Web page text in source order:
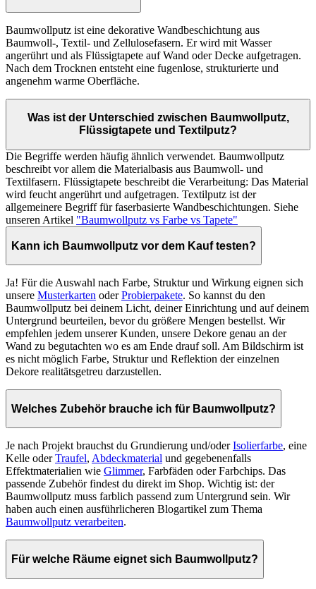
Baumwollputz ist eine dekorative Wandbeschichtung aus
Baumwoll-, Textil- und Zellulosefasern. Er wird mit Wasser
angerührt und als Flüssigtapete auf Wand oder Decke aufgetragen.
Nach dem Trocknen entsteht eine fugenlose, strukturierte und
angenehm warme Oberfläche.
Was ist der Unterschied zwischen Baumwollputz,
Flüssigtapete und Textilputz?
Die Begriffe werden häufig ähnlich verwendet. Baumwollputz
beschreibt vor allem die Materialbasis aus Baumwoll- und
Textilfasern. Flüssigtapete beschreibt die Verarbeitung: Das Material
wird feucht angerührt und aufgetragen. Textilputz ist der
allgemeinere Begriff für faserbasierte Wandbeschichtungen. Siehe
unseren Artikel "Baumwollputz vs Farbe vs Tapete"
Kann ich Baumwollputz vor dem Kauf testen?
Ja! Für die Auswahl nach Farbe, Struktur und Wirkung eignen sich
unsere Musterkarten oderProbierpakete. So kannst du den
Baumwollputz bei deinem Licht, deiner Einrichtung und auf deinem
Untergrund beurteilen, bevor du größere Mengen bestellst. Wir
empfehlen jedem unserer Kunden, unsere Dekore genau an der
Wand zu begutachten wo es am Ende drauf soll. Am Bildschirm ist
es nicht möglich Farbe, Struktur und Reflektion der einzelnen
Dekore realitätsgetreu darzustellen.
Welches Zubehör brauche ich für Baumwollputz?
Je nach Projekt brauchst du Grundierung und/oderIsolierfarbe, eine
Kelle oderTraufel, Abdeckmaterial und gegebenenfalls
Effektmaterialien wie Glimmer, Farbfäden oder Farbchips. Das
passende Zubehör findest du direkt im Shop. Wichtig ist: der
Baumwollputz muss farblich passend zum Untergrund sein. Wir
haben auch einen ausführlicheren Blogartikel zum Thema
Baumwollputz verarbeiten.
Für welche Räume eignet sich Baumwollputz?